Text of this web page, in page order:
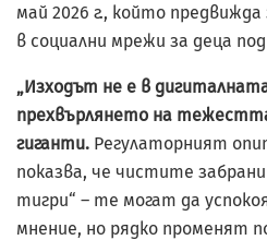
май 2026 г., който
в социални мрежи за деца под
„Изходът не е в
прехвърлянето на
гиганти. Регулаторният
показва, че чистите
тигри“ – те могат да
мнение, но рядко променят